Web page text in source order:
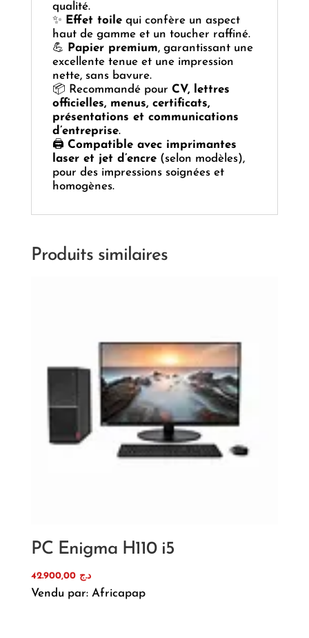
qualité.
✨ Effet toilequi confère un aspect
haut de gamme et un toucher raffiné.
💪
Papier premium, garantissant une
excellente tenue et une impression
nette, sans bavure.
📦 Recommandé pour CV, lettres
officielles, menus, certificats,
présentations et communications
d’entreprise.
🖨️ Compatible avec imprimantes
laser et jet d’encre(selon modèles),
pour des impressions soignées et
homogènes.
Produits similaires
PC Enigma H110 i5
د.ج 42.900,00
Vendu par: Africapap